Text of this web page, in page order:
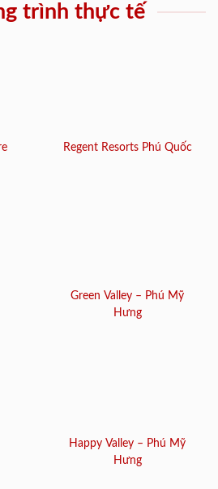
trình thực tế
Regent Resorts Phú Quốc
Green Valley – Phú Mỹ
Hưng
Happy Valley – Phú Mỹ
Hưng